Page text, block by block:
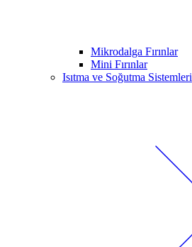
Mikrodalga Fırınlar
Mini Fırınlar
Isıtma ve Soğutma Sistemleri